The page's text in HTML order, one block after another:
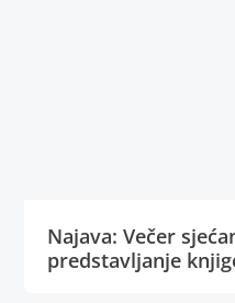
Najava: Večer
predstavljanje